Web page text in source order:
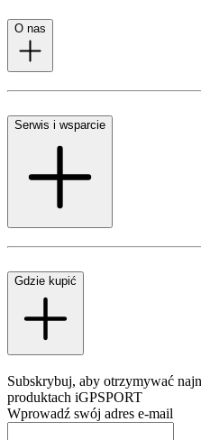
O nas
Serwis i wsparcie
Gdzie kupić
Subskrybuj, aby otrzymywać
produktach iGPSPORT
Wprowadź swój adres e-mail